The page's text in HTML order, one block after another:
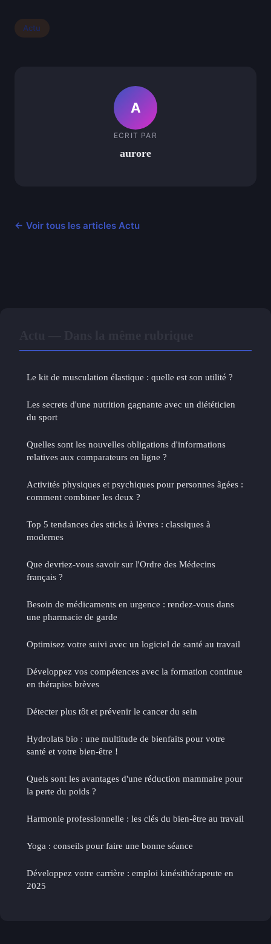
Actu
A
ECRIT PAR
aurore
← Voir tous les articles Actu
Le kit de musculation élastique : quelle est son utilité ?
Les secrets d'une nutrition gagnante avec un diététicien
du sport
Quelles sont les nouvelles obligations d'informations
relatives aux comparateurs en ligne ?
Activités physiques et psychiques pour personnes âgées :
comment combiner les deux ?
Top 5 tendances des sticks à lèvres : classiques à
modernes
Que devriez-vous savoir sur l'Ordre des Médecins
français ?
Besoin de médicaments en urgence : rendez-vous dans
une pharmacie de garde
Optimisez votre suivi avec un logiciel de santé au travail
Développez vos compétences avec la formation continue
en thérapies brèves
Détecter plus tôt et prévenir le cancer du sein
Hydrolats bio : une multitude de bienfaits pour votre
santé et votre bien-être !
Quels sont les avantages d'une réduction mammaire pour
la perte du poids ?
Harmonie professionnelle : les clés du bien-être au travail
Yoga : conseils pour faire une bonne séance
Développez votre carrière : emploi kinésithérapeute en
2025